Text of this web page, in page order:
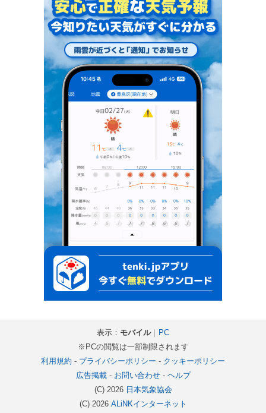
表示： モバイル｜ PC
※PCの閲覧は一部制限されます
利用規約 - プライバシーポリシー - クッキーポリシー
広告掲載- お問い合わせ- ヘルプ
(C) 2026 日本気象協会
(C) 2026 ALiNKインターネット